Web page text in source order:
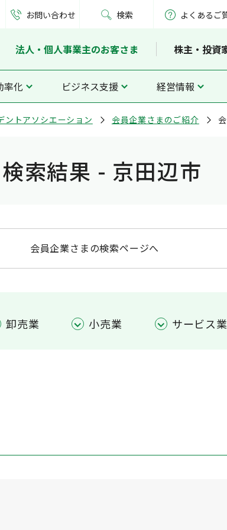
お問い合わせ 検索 よくあるご
法人・個人事業主のお客さま 株主・投資
率化 ビジネス支援 経営情報
ントアソシエーション 会員企業さまのご紹介
索結果 - 京田辺市
会員企業さまの検索ページへ
卸売業 小売業 サービス業